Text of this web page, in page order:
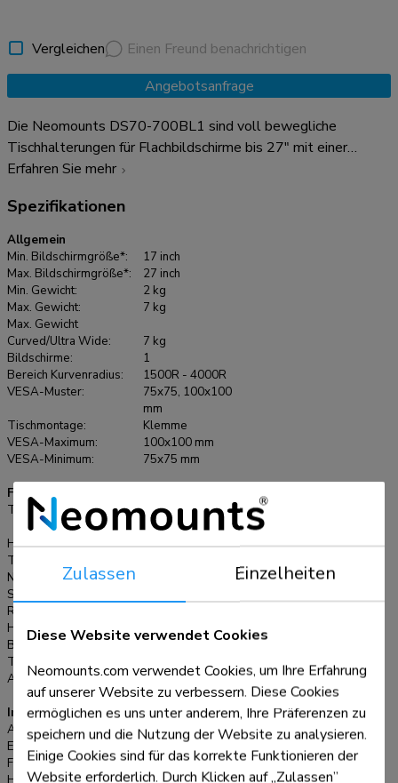
Vergleichen
Einen Freund benachrichtigen
Angebotsanfrage
Die Neomounts DS70-700BL1 sind voll bewegliche
Tischhalterungen für Flachbildschirme bis 27" mit einer
maximalen Tragfähigkeit von 7 kg. Dank der vielseitigen
(180°) können Sie die Tischhalterungen auf jeden
gewünschten Betrachtungswinkel einstellen und die
Möglichkeiten des Bildschirms voll ausschöpfen. Zudem
verfügen die Halterungen über eine gasgefederte
Höhenverstellung (15,2-40,2 cm) und Tiefenverstellung (0-
48 cm) für die perfekte Arbeitsposition. Die DS70-700BL1
sind für Bildschirme mit einem VESA-Lochmuster von 75x75
oder 100x100 mm geeignet. Neomounts bietet
verschiedene VESA-Adapterplatten für unterschiedliche
Erfahren Sie mehr
Spezifikationen
Allgemein
Min. Bildschirmgröße*:
17 inch
Max. Bildschirmgröße*:
27 inch
Min. Gewicht:
2 kg
Max. Gewicht:
7 kg
Max. Gewicht
Curved/Ultra Wide:
7 kg
Bildschirme:
1
Bereich Kurvenradius:
1500R - 4000R
VESA-Muster:
75x75, 100x100
mm
Tischmontage:
Klemme
VESA-Maximum:
100x100 mm
VESA-Minimum:
75x75 mm
Funktionalität
Typ:
Voll beweglich, Neigen, Rotieren,
Schwenken
Höhenverstellung:
15,2-40,2 cm
Tiefeneinstellung:
Neigung (Grad):
Schwenkbereich (Grad):
Rotation (Grad):
Höhe:
56,6 cm
Breite:
Tiefe:
54,2 cm
Anpassungstyp:
Gasfeder
Informationen
Artikelnummer:
DS70-700BL1
EAN:
8717371449261
Farbe:
Schwarz
Zulassen Einzelheiten
Diese Website verwendet Cookies
Neomounts.com verwendet Cookies, um Ihre Erfahrung
auf unserer Website zu verbessern. Diese Cookies
ermöglichen es uns unter anderem, Ihre Präferenzen zu
speichern und die Nutzung der Website zu analysieren.
Einige Cookies sind für das korrekte Funktionieren der
Website erforderlich. Durch Klicken auf „Zulassen”